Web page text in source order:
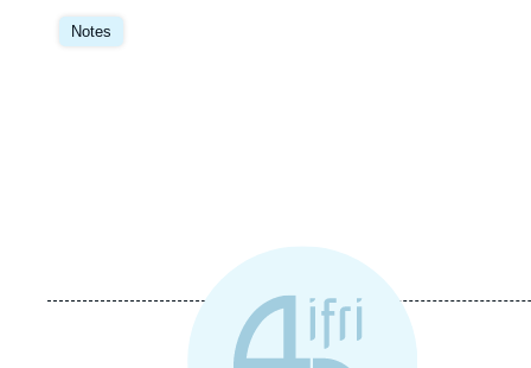
Notes
Image
principale